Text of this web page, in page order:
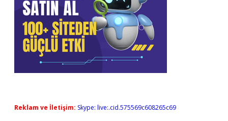
Reklam ve İletişim: Skype: live:.cid.575569c608265c69